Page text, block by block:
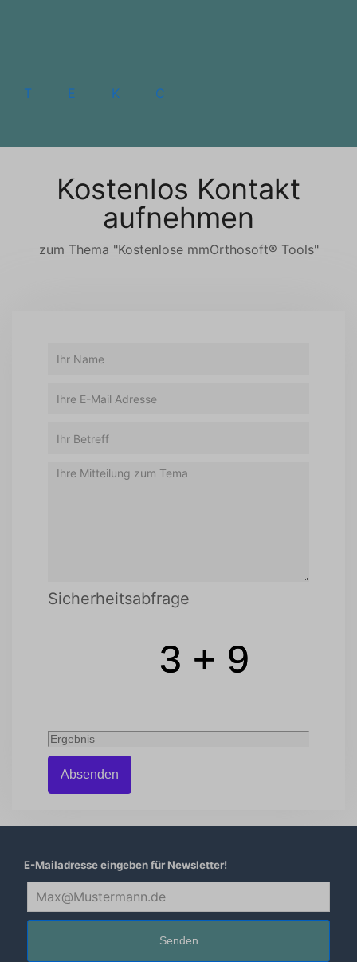
T E K C
Kostenlos Kontakt
aufnehmen
zum Thema "Kostenlose mmOrthosoft® Tools"
Sicherheitsabfrage
Absenden
E-Mailadresse eingeben für Newsletter!
Senden